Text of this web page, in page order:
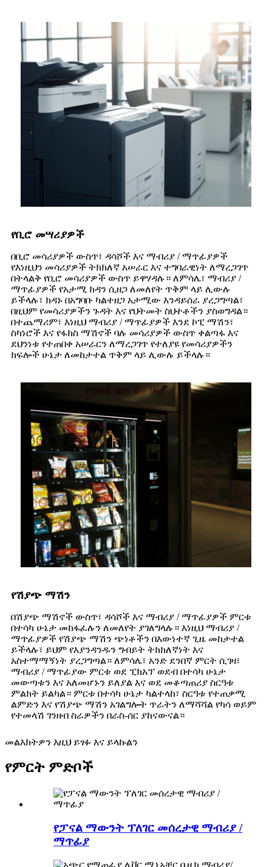
የቢሮ መሣሪያዎች
በቢሮ መሳሪያዎች ውስጥ፣ ዳሳሾች እና ማብሪያ / ማጥፊያዎች
የእነዚህን መሳሪያዎች ትክክለኛ አሠራር እና ተግባራዊነት ለማረጋገጥ
በትላልቅ የቢሮ ​​መሳሪያዎች ውስጥ ይዋሃዳሉ። ለምሳሌ፣ ማብሪያ /
ማጥፊያዎች የአታሚ ክዳን ሲዘጋ ለመለየት ጥቅም ላይ ሊውሉ
ይችላሉ፣ ክዳኑ በአግባቡ ካልተዘጋ አታሚው እንዳይሰራ ያረጋግጣል፣
በዚህም የመሳሪያዎችን ጉዳት እና የህትመት ስህተቶችን ያስወግዳል።
በተጨማሪም፣ እነዚህ ማብሪያ / ማጥፊያዎች እንደ ኮፒ ማሽን፣
ስካነሮች እና የፋክስ ማሽኖች ባሉ መሳሪያዎች ውስጥ ቀልጣፋ እና
ደህንነቱ የተጠበቀ አሠራርን ለማረጋገጥ የተለያዩ የመሳሪያዎችን
ክፍሎች ሁኔታ ለመከታተል ጥቅም ላይ ሊውሉ ይችላሉ።
የሽያጭ ማሽን
በሽያጭ ማሽኖች ውስጥ፣ ዳሳሾች እና ማብሪያ / ማጥፊያዎች ምርቱ
በተሳካ ሁኔታ መከፋፈሉን ለመለየት ያገለግላሉ። እነዚህ ማብሪያ /
ማጥፊያዎች የሽያጭ ማሽን ጭነቶችን በእውነተኛ ጊዜ መከታተል
ይችላሉ፣ ይህም የእያንዳንዱን ግብይት ትክክለኛነት እና
አስተማማኝነት ያረጋግጣል። ለምሳሌ፣ አንድ ደንበኛ ምርት ሲገዛ፣
ማብሪያ / ማጥፊያው ምርቱ ወደ ፒክአፕ ወደብ በተሳካ ሁኔታ
መውጣቱን እና አለመሆኑን ይለያል እና ወደ መቆጣጠሪያ ስርዓቱ
ምልክት ይልካል። ምርቱ በተሳካ ሁኔታ ካልተላከ፣ ስርዓቱ የተጠቃሚ
ልምድን እና የሽያጭ ማሽን አገልግሎት ጥራትን ለማሻሻል የካሳ ወይም
የተመላሽ ገንዘብ ስራዎችን በራስ-ሰር ያከናውናል።
መልእክትዎን እዚህ ይፃፉ እና ይላኩልን
የምርት ምድቦች
የፓናል ማውንት ፕለገር መሰረታዊ ማብሪያ /
ማጥፊያ